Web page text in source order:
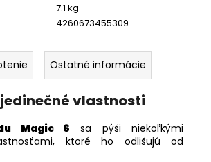
7.1 kg
4260673455309
Ostatné informácie
vlastnosti
Magic 6 sa pýši niekoľkými
ktoré ho odlišujú od